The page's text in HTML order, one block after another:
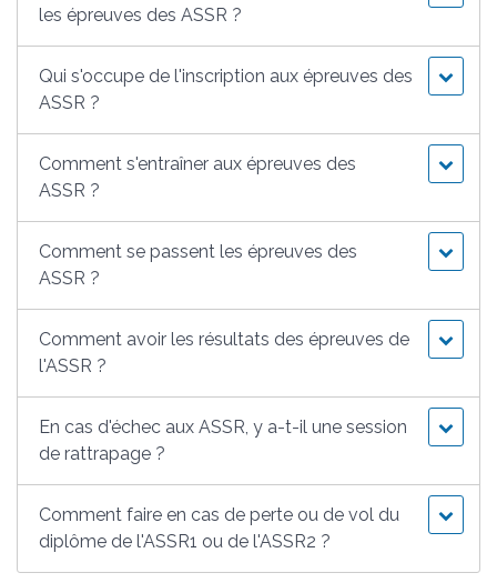
les épreuves des ASSR ?
Qui s'occupe de l'inscription aux épreuves des
ASSR ?
Comment s'entraîner aux épreuves des
ASSR ?
Comment se passent les épreuves des
ASSR ?
Comment avoir les résultats des épreuves de
l'ASSR ?
En cas d'échec aux ASSR, y a-t-il une session
de rattrapage ?
Comment faire en cas de perte ou de vol du
diplôme de l'ASSR1 ou de l'ASSR2 ?